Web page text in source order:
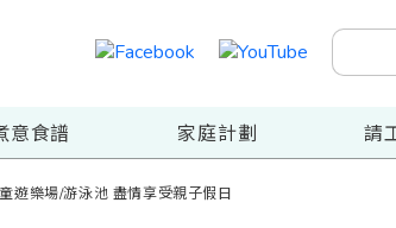
意食譜 家庭計劃 請
遊樂場/游泳池 盡情享受親子假日